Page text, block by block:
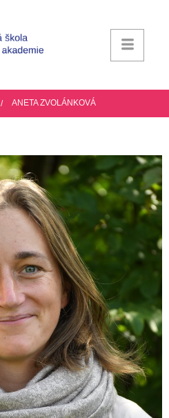
ANETA ZVOLÁNKOVÁ